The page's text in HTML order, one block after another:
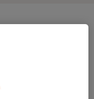
da Saúde.